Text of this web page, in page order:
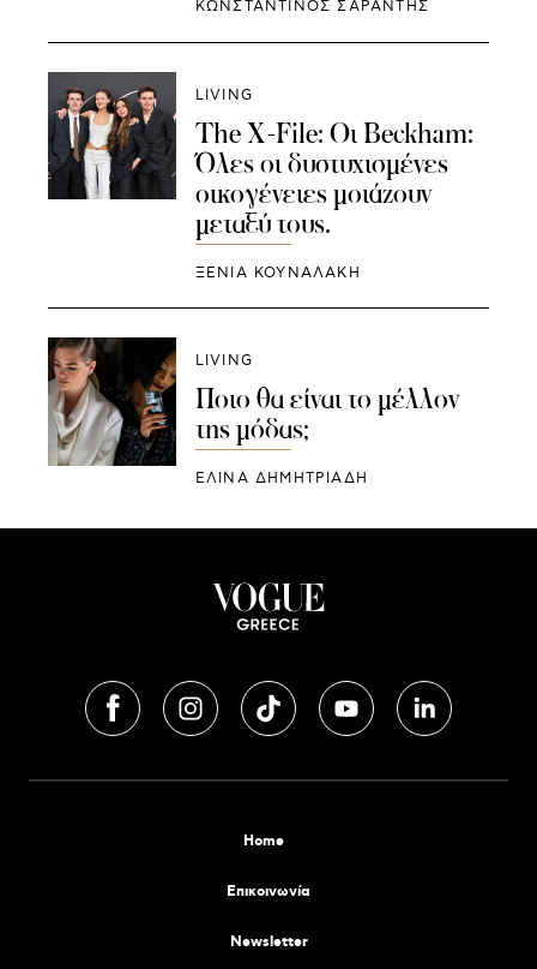
ΚΩΝΣΤΑΝΤΙΝΟΣ ΣΑΡΑΝΤΗΣ
LIVING
The X-File: Οι Beckham:
Όλες οι δυστυχισμένες
οικογένειες μοιάζουν
μεταξύ τους.
ΞΕΝΙΑ ΚΟΥΝΑΛΑΚΗ
LIVING
Ποιο θα είναι το μέλλον
της μόδας;
ΕΛΙΝΑ ΔΗΜΗΤΡΙΑΔΗ
Home
Επικοινωνία
Newsletter